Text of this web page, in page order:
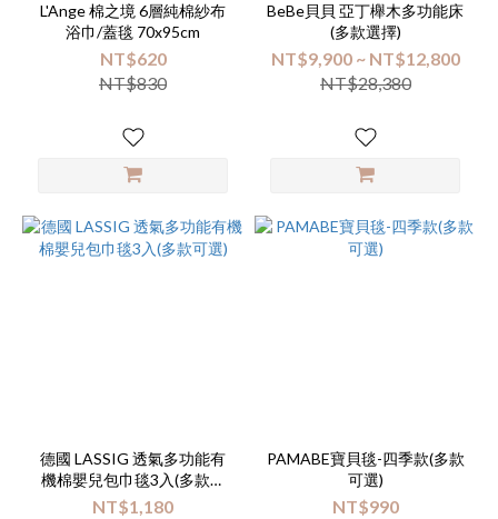
(2)
PAMABE
L'Ange 棉之境 6層純棉紗布
浴巾/蓋毯 70x95cm
NT$620
NT$830
BeBe貝貝 亞丁櫸木多功能床
(多款選擇)
NT$9,900 ~ NT$12,800
NT$28,380
德國 LASSIG 透氣多功能有
機棉嬰兒包巾毯3入(多款可
選)
NT$1,180
PAMABE寶貝毯-四季款(多款
可選)
NT$990